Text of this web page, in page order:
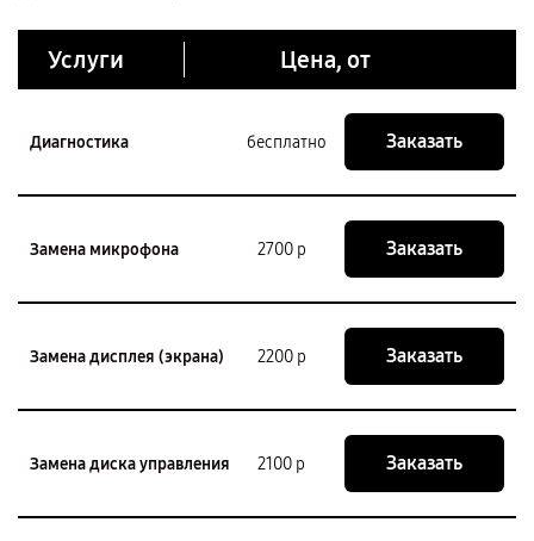
Услуги Цена, от
Диагностика бесплатно Заказать
Замена микрофона 2700 р Заказать
Замена дисплея (экрана) 2200 р Заказать
Замена диска управления 2100 р Заказать